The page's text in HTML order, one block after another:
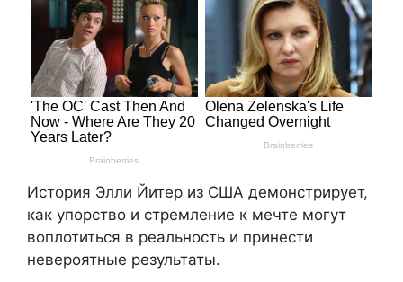
История Элли Йитер из США демонстрирует,
как упорство и стремление к мечте могут
воплотиться в реальность и принести
невероятные результаты.